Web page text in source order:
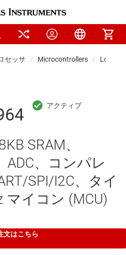
セッサ Microcontrollers Low-
SRAM、
ADC、コンパレ
SPI/I2C、タイ
マイコン (MCU)
文はこちら